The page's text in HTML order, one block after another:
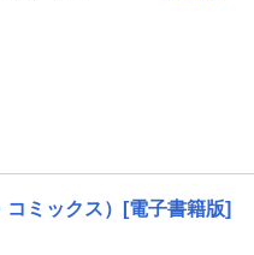
コミックス）[電子書籍版]